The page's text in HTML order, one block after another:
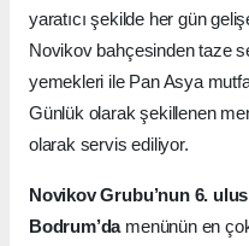
yaratıcı şekilde her gün
Novikov bahçesinden taze
yemekleri ile Pan Asya
Günlük olarak şekillenen
olarak servis ediliyor.
Novikov Grubu’nun 6.
Bodrum’damenünün en